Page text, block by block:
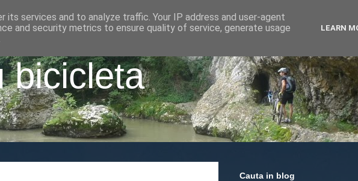
bicicleta
Cauta in blog
services and to analyze traffic. Your IP address and user-agent
and security metrics to ensure quality of service, generate usage
LEARN